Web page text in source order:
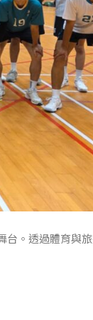
台。透過體育與